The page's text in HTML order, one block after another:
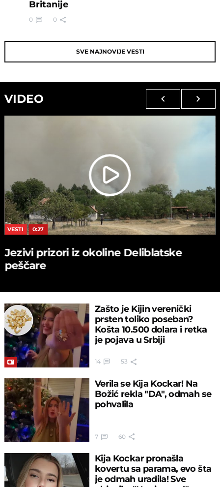
Britanije
0 0
SVE NAJNOVIJE VESTI
VIDEO
VESTI 0:27
Jezivi prizori iz okoline Deliblatske
peščare
Zašto je Kijin verenički
prsten toliko poseban?
Košta 10.500 dolara i retka
je pojava u Srbiji
14 53
Verila se Kija Kockar! Na
Božić rekla "DA", odmah se
pohvalila
7 60
Kija Kockar pronašla
kovertu sa parama, evo šta
je odmah uradila! Sve